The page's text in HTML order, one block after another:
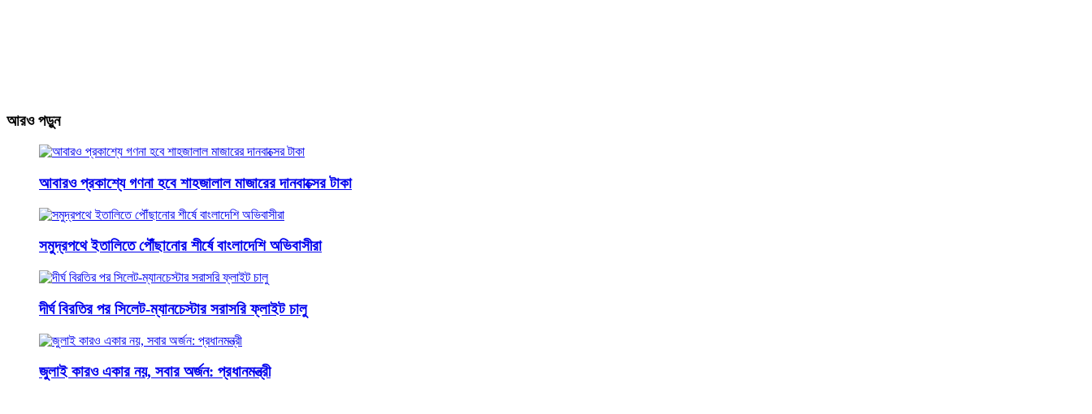
আরও পড়ুন
আবারও প্রকাশ্যে গণনা হবে শাহজালাল মাজারের দানবাক্সের টাকা
সমুদ্রপথে ইতালিতে পৌঁছানোর শীর্ষে বাংলাদেশি অভিবাসীরা
দীর্ঘ বিরতির পর সিলেট-ম্যানচেস্টার সরাসরি ফ্লাইট চালু
জুলাই কারও একার নয়, সবার অর্জন: প্রধানমন্ত্রী